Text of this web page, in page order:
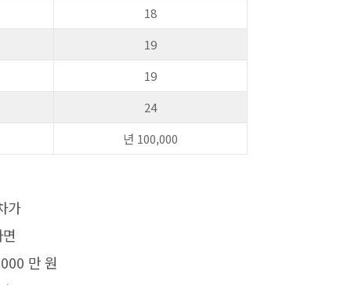
18
19
19
24
년 100,000
가
만 원